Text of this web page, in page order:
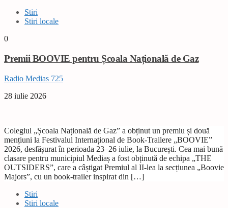
Stiri
Stiri locale
0
Premii BOOVIE pentru Școala Națională de Gaz
Radio Medias 725
28 iulie 2026
Colegiul „Școala Națională de Gaz” a obținut un premiu și două
mențiuni la Festivalul Internațional de Book-Trailere „BOOVIE”
2026, desfășurat în perioada 23–26 iulie, la București. Cea mai bună
clasare pentru municipiul Mediaș a fost obținută de echipa „THE
OUTSIDERS”, care a câștigat Premiul al II-lea la secțiunea „Boovie
Majors”, cu un book-trailer inspirat din […]
Stiri
Stiri locale